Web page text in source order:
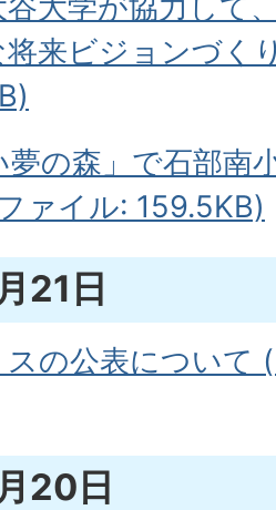
来ビジョンづく
夢の森」で石部南
ァイル: 159.5KB)
21日
の公表について
20日